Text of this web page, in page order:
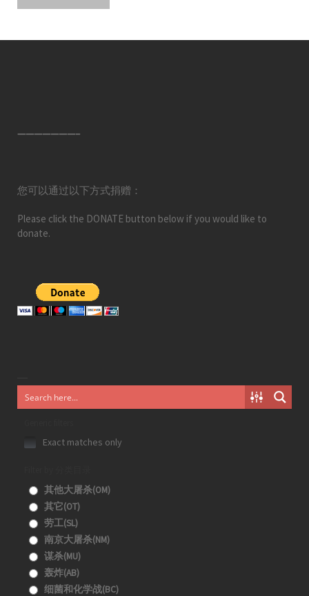
———————–
您可以通过以下方式捐赠：
Please click the DONATE button below if you would like to
donate.
Exact matches only
其他大屠杀(OM)
其它(OT)
劳工(SL)
南京大屠杀(NM)
谋杀(MU)
轰炸(AB)
细菌和化学战(BC)